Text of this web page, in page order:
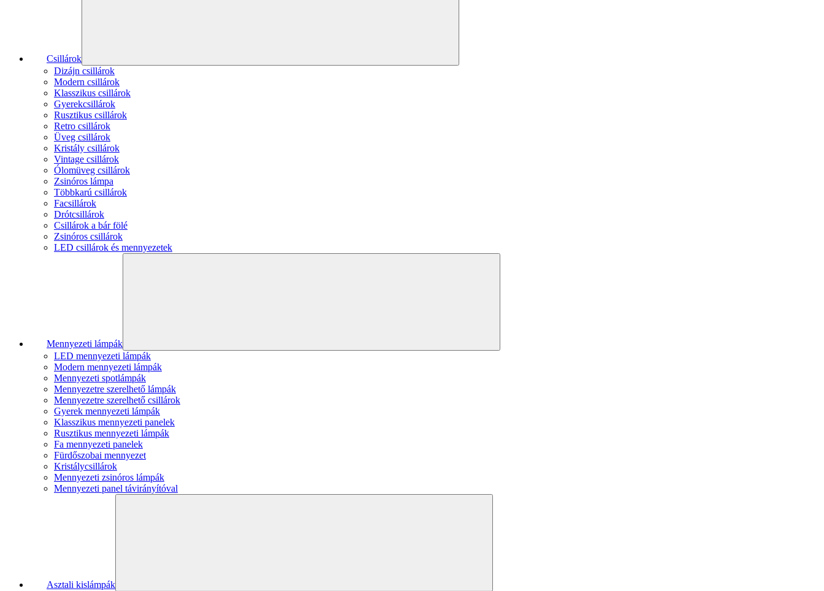
Csillárok
Dizájn csillárok
Modern csillárok
Klasszikus csillárok
Gyerekcsillárok
Rusztikus csillárok
Retro csillárok
Üveg csillárok
Kristály csillárok
Vintage csillárok
Ólomüveg csillárok
Zsinóros lámpa
Többkarú csillárok
Facsillárok
Drótcsillárok
Csillárok a bár fölé
Zsinóros csillárok
LED csillárok és mennyezetek
Mennyezeti lámpák
LED mennyezeti lámpák
Modern mennyezeti lámpák
Mennyezeti spotlámpák
Mennyezetre szerelhető lámpák
Mennyezetre szerelhető csillárok
Gyerek mennyezeti lámpák
Klasszikus mennyezeti panelek
Rusztikus mennyezeti lámpák
Fa mennyezeti panelek
Fürdőszobai mennyezet
Kristálycsillárok
Mennyezeti zsinóros lámpák
Mennyezeti panel távirányítóval
Asztali kislámpák